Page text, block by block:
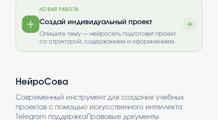
на историю. Анализ
помогает понять, как
исторические процессы
формировали основы
современного общества
ресурсов, их
распределение и
значение для экономики
страны. Также
обсуждаются проблемы и
перспективы
инструменты и стили,
характерные для
различных регионов
страны.
НОВАЯ РАБОТА
Создай индивидуальный проект
Опишите тему — нейросеть подготовит проект
со структурой, содержанием и оформлением.
НейроСова
Современный инструмент для создания учебных
проектов с помощью искусственного интеллекта
Telegram поддержка Правовые документы